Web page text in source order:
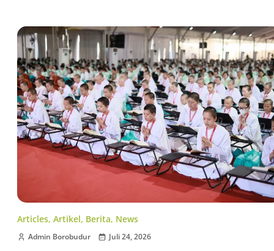
Articles, Artikel, Berita, News
Admin Borobudur Juli 24, 2026